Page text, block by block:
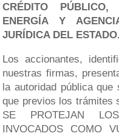
CRÉDITO
ENERGÍA Y
JURÍDICA DEL ESTADO.
Los accionantes,
nuestras firmas,
la autoridad pública que
que previos los trámites
SE PROTEJAN
INVOCADOS COMO